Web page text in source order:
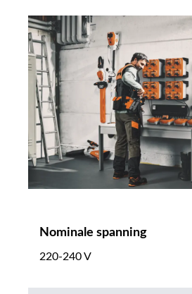
Nominale spanning
220-240 V